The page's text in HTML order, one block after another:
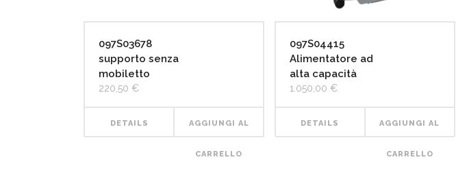
097S03678
supporto senza
mobiletto
220,50 €
DETAILS AGGIUNGI AL
CARRELLO
097S04415
Alimentatore ad
alta capacità
1.050,00 €
DETAILS AGGIUNGI AL
CARRELLO